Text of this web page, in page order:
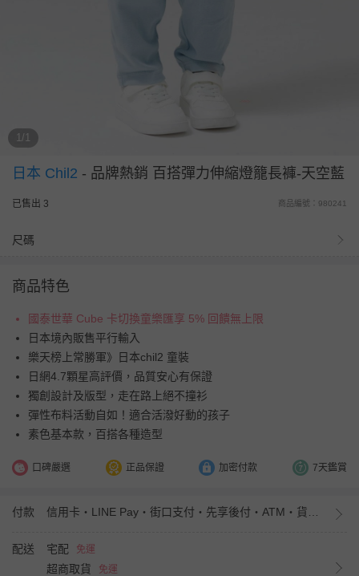
1/1
日本 Chil2 - 品牌熱銷 百搭彈力伸縮燈籠長褲-天空藍
已售出 3 商品編號：980241
尺碼
商品特色
國泰世華 Cube 卡切換童樂匯享 5% 回饋無上限
日本境內販售平行輸入
樂天榜上常勝軍》日本chil2 童裝
日網4.7顆星高評價，品質安心有保證
獨創設計及版型，走在路上絕不撞衫
彈性布料活動自如！適合活潑好動的孩子
素色基本款，百搭各種造型
口碑嚴選 正品保證 加密付款 7天鑑賞
付款
配送 宅配 免運
超商取貨
免運